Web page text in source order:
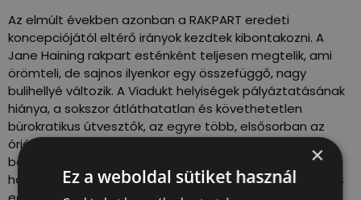
Az elmúlt években azonban a RAKPART eredeti
koncepciójától eltérő irányok kezdtek kibontakozni. A
Jane Haining rakpart esténként teljesen megtelik, ami
örömteli, de sajnos ilyenkor egy összefüggő, nagy
bulihellyé változik. A Viadukt helyiségek pályáztatásának
hiánya, a sokszor átláthatatlan és követhetetlen
bürokratikus útvesztők, az egyre több, elsősorban az
óriási bulikra koncentráló vendéglátóhely, a nem
betartott zajszintek mind abba az irányba mutatnak,
hogy a RAKPART csak egy újabb bulinegyed lesz. A város
×
Ez a weboldal sütiket használ